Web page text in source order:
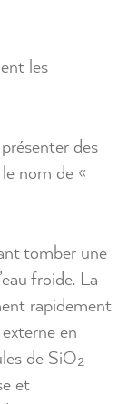
les
des
nom de «
tomber une
froide. La
rapidement
en
de SiO₂
et